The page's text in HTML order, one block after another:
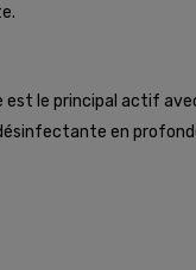
le principal actif
en